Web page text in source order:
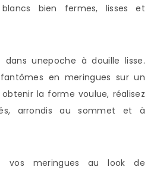
bien fermes, lisses et
unepoche à douille lisse.
en meringues sur un
la forme voulue, réalisez
arrondis au sommet et à
vos meringues au look de